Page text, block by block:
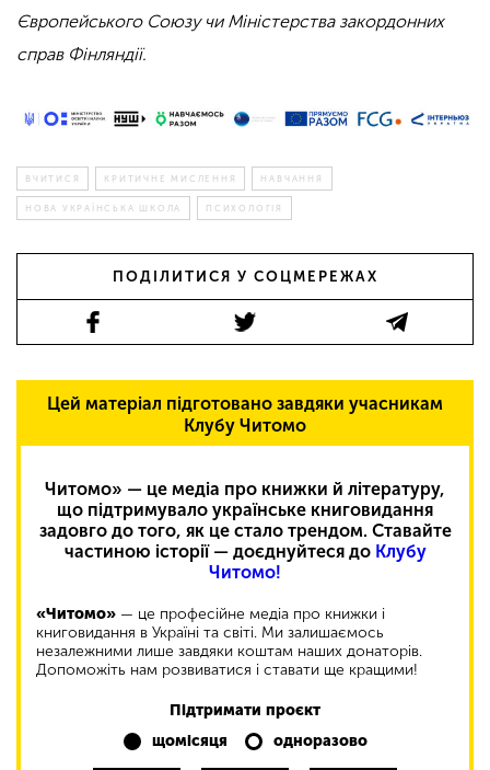
Європейського Союзу чи Міністерства закордонних
справ Фінляндії.
ВЧИТИСЯ КРИТИЧНЕ МИСЛЕННЯ НАВЧАННЯ
НОВА УКРАЇНСЬКА ШКОЛА ПСИХОЛОГІЯ
ПОДІЛИТИСЯ У СОЦМЕРЕЖАХ
Цей матеріал підготовано завдяки учасникам
Клубу Читомо
Читомо» — це медіа про книжки й літературу,
що підтримувало українське книговидання
задовго до того, як це стало трендом. Ставайте
частиною історії — доєднуйтеся до Клубу
Читомо!
«Читомо» — це професійне медіа про книжки і
книговидання в Україні та світі. Ми залишаємось
незалежними лише завдяки коштам наших донаторів.
Допоможіть нам розвиватися і ставати ще кращими!
Підтримати проєкт
щомісяця
одноразово